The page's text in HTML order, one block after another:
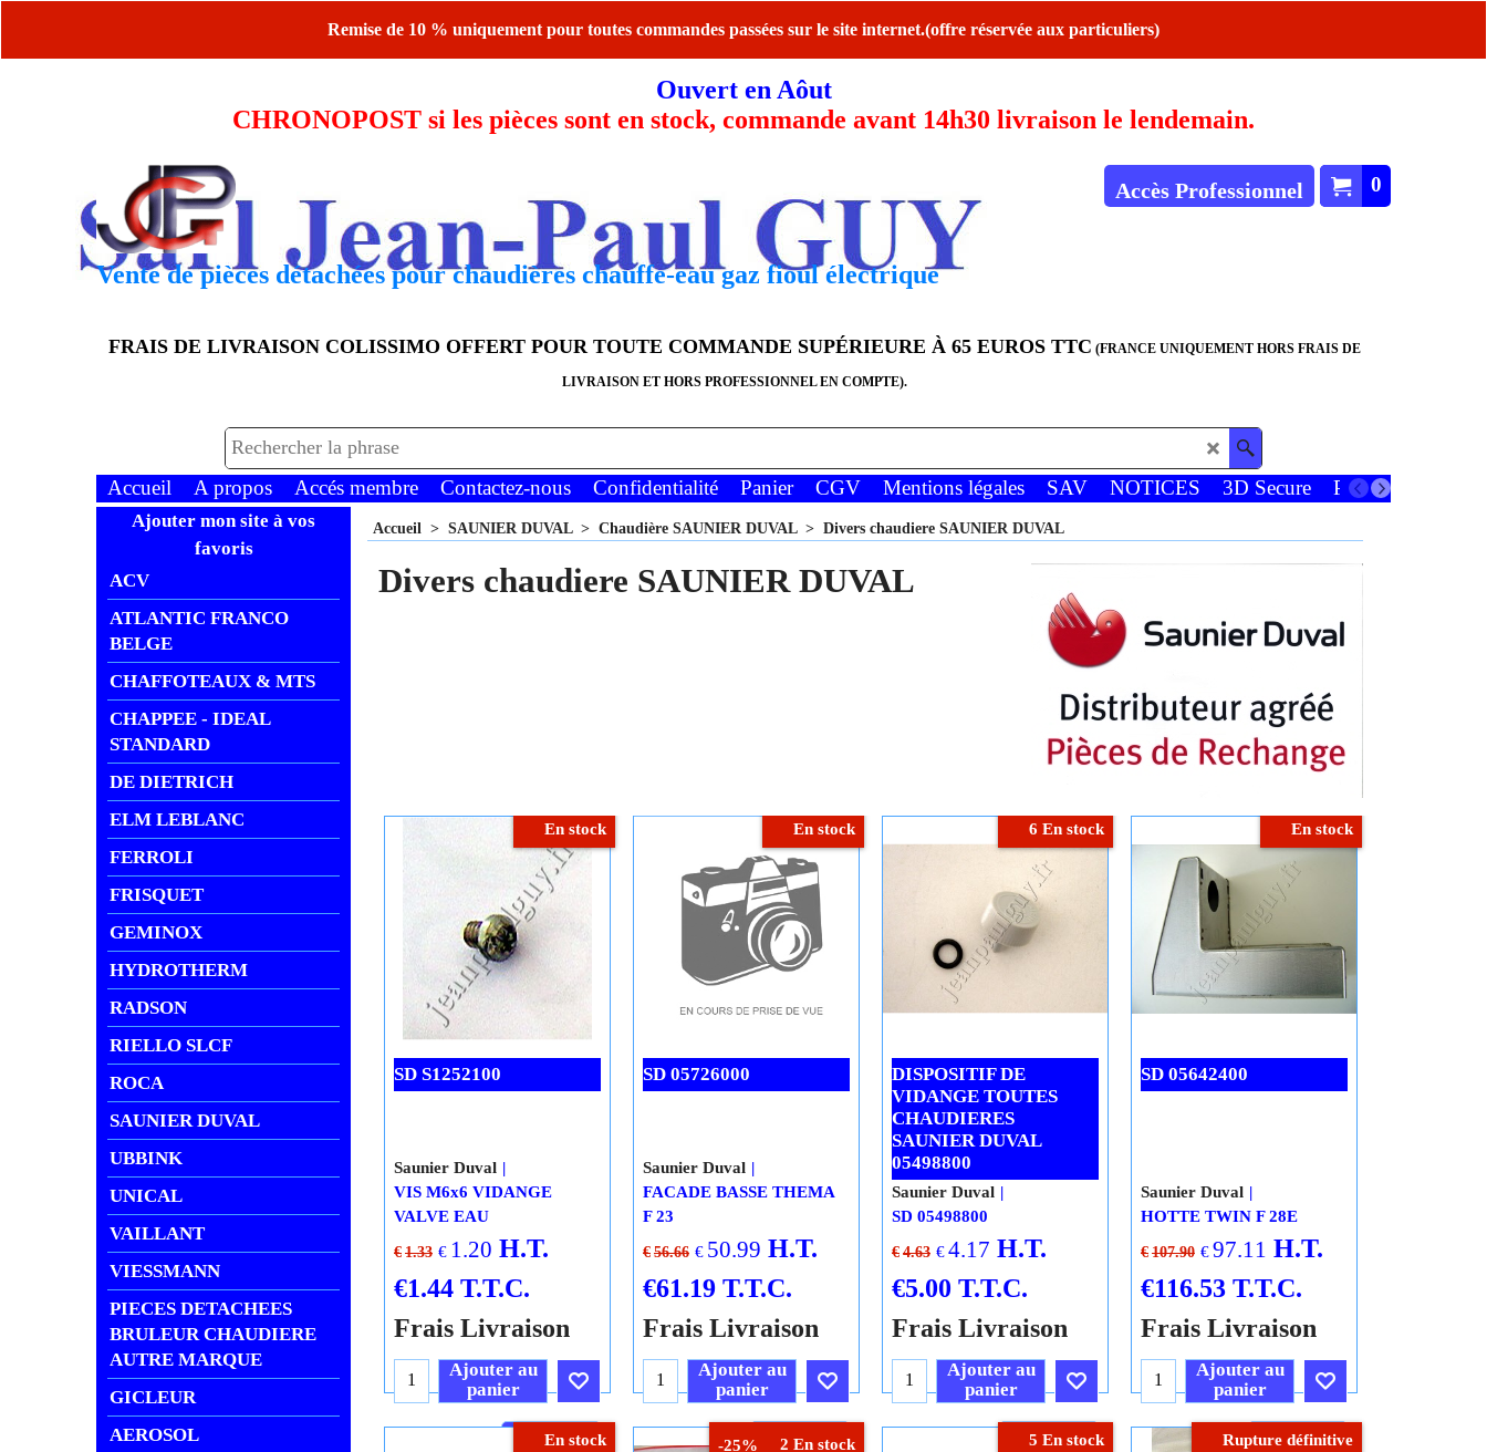
Remise de 10 % uniquement pour toutes commandes passées sur le site internet.(offre réservée aux particuliers)
Ouvert en Aôut
CHRONOPOST si les pièces sont en stock, commande avant 14h30 livraison le lendemain.
0
Accès Professionnel
Vente de pièces détachées pour chaudières chauffe-eau gaz fioul électrique
FRAIS DE LIVRAISON COLISSIMO OFFERT POUR TOUTE COMMANDE SUPÉRIEURE À 65 EUROS TTC (FRANCE UNIQUEMENT HORS FRAIS DE
LIVRAISON ET HORS PROFESSIONNEL EN COMPTE).
Accueil A propos Accés membre Contactez-nous Confidentialité Panier CGV Mentions légales SAV NOTICES 3D Secure Paiements
Ajouter mon site à vos
favoris
ACV
ATLANTIC FRANCO
BELGE
CHAFFOTEAUX & MTS
CHAPPEE - IDEAL
STANDARD
DE DIETRICH
ELM LEBLANC
FERROLI
FRISQUET
GEMINOX
HYDROTHERM
RADSON
RIELLO SLCF
ROCA
SAUNIER DUVAL
UBBINK
UNICAL
VAILLANT
VIESSMANN
PIECES DETACHEES
BRULEUR CHAUDIERE
AUTRE MARQUE
GICLEUR
AEROSOL
Accueil > SAUNIER DUVAL> Chaudière SAUNIER DUVAL> Divers chaudiere SAUNIER DUVAL
Divers chaudiere SAUNIER DUVAL
En stock
SD S1252100
€ 1.33 € 1.20 H.T.
€1.44 T.T.C.
Frais Livraison
Saunier Duval
VIS M6x6 VIDANGE
VALVE EAU
Ajouter au
panier
Cliquez ici
En stock
SD 05726000
€ 56.66 € 50.99 H.T.
€61.19 T.T.C.
Frais Livraison
Saunier Duval
FACADE BASSE THEMA
F 23
Ajouter au
panier
Cliquez ici
6 En stock
DISPOSITIF DE
VIDANGE TOUTES
CHAUDIERES
SAUNIER DUVAL
05498800
€ 4.63 €4.17 H.T.
€5.00 T.T.C.
Frais Livraison
Saunier Duval
SD 05498800
Ajouter au
panier
Cliquez ici
En stock
SD 05642400
€ 107.90 €97.11 H.T.
€116.53 T.T.C.
Frais Livraison
Saunier Duval
HOTTE TWIN F 28E
Ajouter au
panier
Cliquez ici